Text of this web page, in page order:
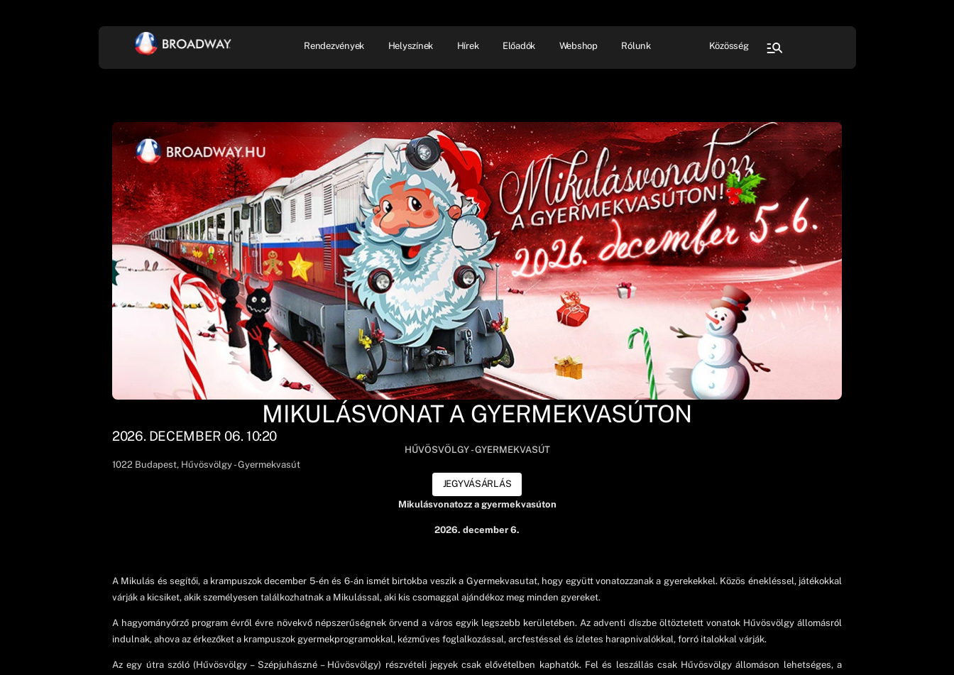
Rendezvények Helyszínek Hírek Előadók Webshop Rólunk Közösség
Összes rendezvény
MIKULÁSVONAT A GYERMEKVASÚTON
2026. DECEMBER 06. 10:20
HŰVÖSVÖLGY - GYERMEKVASÚT
1022 Budapest, Hűvösvölgy - Gyermekvasút
JEGYVÁSÁRLÁS
Mikulásvonatozz a gyermekvasúton
2026. december 6.
A Mikulás és segítői, a krampuszok december 5-én és 6-án ismét birtokba veszik a Gyermekvasutat, hogy együtt vonatozzanak a gyerekekkel. Közös énekléssel, játékokkal
várják a kicsiket, akik személyesen találkozhatnak a Mikulással, aki kis csomaggal ajándékoz meg minden gyereket.
A hagyományőrző program évről évre növekvő népszerűségnek örvend a város egyik legszebb kerületében. Az adventi díszbe öltöztetett vonatok Hűvösvölgy állomásról
indulnak, ahova az érkezőket a krampuszok gyermekprogramokkal, kézműves foglalkozással, arcfestéssel és ízletes harapnivalókkal, forró italokkal várják.
Az egy útra szóló (Hűvösvölgy – Szépjuhászné – Hűvösvölgy) részvételi jegyek csak elővételben kaphatók. Fel és leszállás csak Hűvösvölgy állomáson lehetséges, a